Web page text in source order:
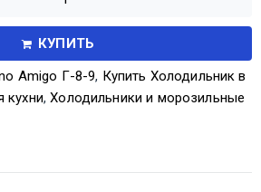
КУПИТЬ
Amigo Г-8-9, Купить Холодильник в
кухни,Холодильники и морозильные